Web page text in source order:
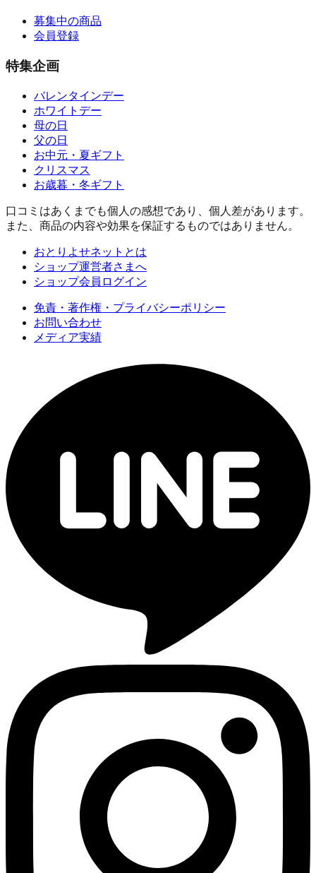
募集中の商品
会員登録
特集企画
バレンタインデー
ホワイトデー
母の日
父の日
お中元・夏ギフト
クリスマス
お歳暮・冬ギフト
口コミはあくまでも個人の感想であり、個人差があります。
また、商品の内容や効果を保証するものではありません。
おとりよせネットとは
ショップ運営者さまへ
ショップ会員ログイン
免責・著作権・プライバシーポリシー
お問い合わせ
メディア実績